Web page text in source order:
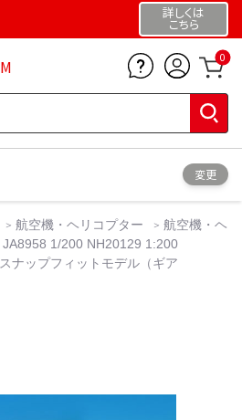
詳しくは
こちら
0
変更
航空機・ヘリコプター
航空機・ヘ
1/200 NH20129 1:200
ナップフィットモデル（ギア